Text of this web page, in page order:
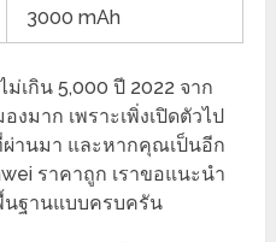
3000 mAh
เกิน 5,000 ปี 2022 จาก
มาก เพราะเพิ่งเปิดตัวไป
ผ่านมา และหากคุณเป็นอีก
ราคาถูก เราขอแนะนำ
นฐานแบบครบครัน